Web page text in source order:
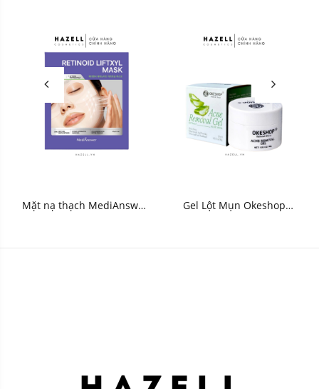
Mặt nạ thạch MediAnswer
Gel Lột Mụn Okeshop